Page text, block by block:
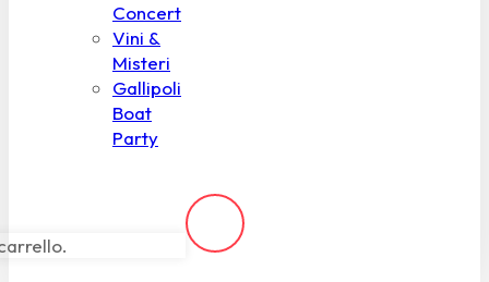
Concert
Vini &
Misteri
Gallipoli
Boat
Party